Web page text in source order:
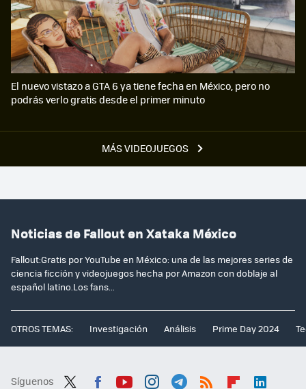
MÁS VIDEOJUEGOS
El nuevo vistazo a GTA 6 ya tiene fecha en México, pero no
podrás verlo gratis desde el primer minuto
Noticias de Fallout en Xataka México
Fallout:Gratis por YouTube en México: una de las mejores series de
ciencia ficción y videojuegos hecha por Amazon con doblaje al
español latino.Los fans...
OTROS TEMAS: Investigación Análisis Prime Day 2024
Síguenos